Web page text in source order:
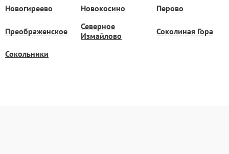
Новогиреево Новокосино Перово
Преображенское
Северное
Измайлово
Соколиная Гора
Сокольники